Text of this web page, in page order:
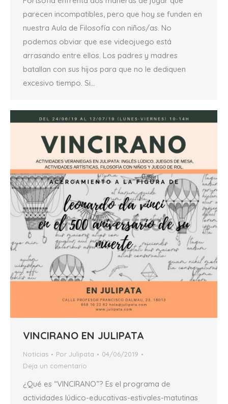
parecen incompatibles, pero que hoy se funden en
nuestra Aula de Filosofía con niños/as. No
podemos obviar que ese videojuego está
arrasando entre ellos. Los padres y madres
batallan con sus hijos para que no le dediquen
excesivo tiempo. Si…
VINCIRANO EN JULIPATA
Noticias Por Julipata
04/06/2019
Deja un comentario
¿Qué es “VINCIRANO”? Es el programa de
actividades lúdico-educativas-estivales-matutinas